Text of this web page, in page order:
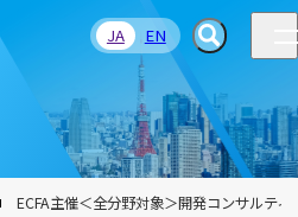
JA EN
ECFA主催＜全分野対象＞開発コンサルテ